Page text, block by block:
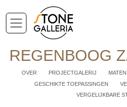
REGENBOOG
OVER PROJECTGALERIJ MATEN
GESCHIKTE TOEPASSINGEN
VERGELIJKBARE